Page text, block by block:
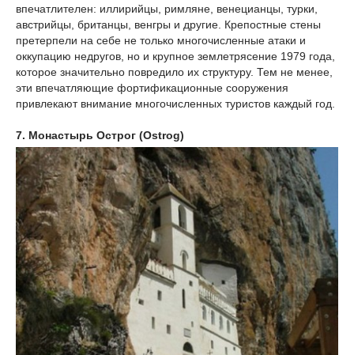
впечатлителен: иллирийцы, римляне, венецианцы, турки,
австрийцы, британцы, венгры и другие. Крепостные стены
претерпели на себе не только многочисленные атаки и
оккупацию недругов, но и крупное землетрясение 1979 года,
которое значительно повредило их структуру. Тем не менее,
эти впечатляющие фортификационные сооружения
привлекают внимание многочисленных туристов каждый год.
7. Монастырь Острог (Ostrog)